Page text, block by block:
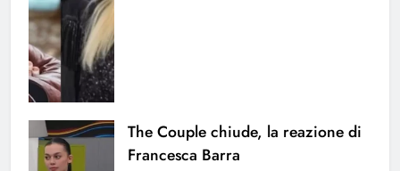
The Couple chiude, la reazione di
Francesca Barra